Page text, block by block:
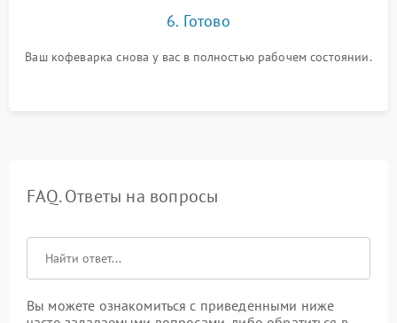
6. Готово
Ваш кофеварка снова у вас в полностью рабочем состоянии.
FAQ. Ответы на вопросы
Вы можете ознакомиться с приведенными ниже